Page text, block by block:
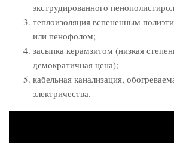
экструдированного
теплоизоляция вспененным
или пенофолом;
засыпка керамзитом (низкая
демократичная цена);
кабельная канализация,
электричества.